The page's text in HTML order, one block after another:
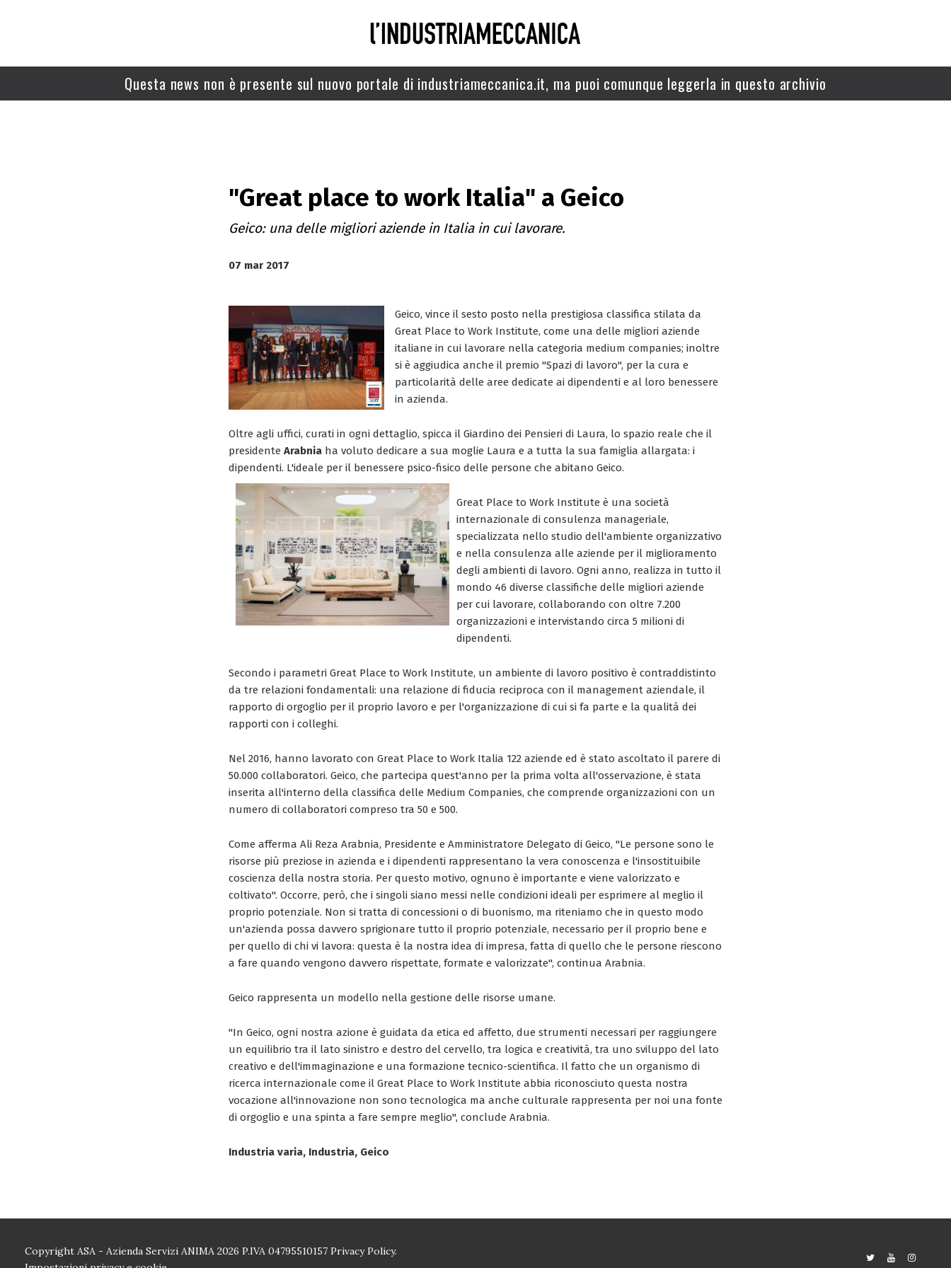
Questa news non è presente sul nuovo portale di industriameccanica.it, ma puoi comunque leggerla in questo archivio
"Great place to work Italia" a Geico
Geico: una delle migliori aziende in Italia in cui lavorare.
07 mar 2017
Geico, vince il sesto posto nella prestigiosa classifica stilata da
Great Place to Work Institute, come una delle migliori aziende
italiane in cui lavorare nella categoria medium companies; inoltre
si è aggiudica anche il premio "Spazi di lavoro", per la cura e
particolarità delle aree dedicate ai dipendenti e al loro benessere
in azienda.
Oltre agli uffici, curati in ogni dettaglio, spicca il Giardino dei Pensieri di Laura, lo spazio reale che il
presidente Arabnia ha voluto dedicare a sua moglie Laura e a tutta la sua famiglia allargata: i
dipendenti. L'ideale per il benessere psico-fisico delle persone che abitano Geico.
Great Place to Work Institute è una società
internazionale di consulenza manageriale,
specializzata nello studio dell'ambiente organizzativo
e nella consulenza alle aziende per il miglioramento
degli ambienti di lavoro. Ogni anno, realizza in tutto il
mondo 46 diverse classifiche delle migliori aziende
per cui lavorare, collaborando con oltre 7.200
organizzazioni e intervistando circa 5 milioni di
dipendenti.
Secondo i parametri Great Place to Work Institute, un ambiente di lavoro positivo è contraddistinto
da tre relazioni fondamentali: una relazione di fiducia reciproca con il management aziendale, il
rapporto di orgoglio per il proprio lavoro e per l'organizzazione di cui si fa parte e la qualità dei
rapporti con i colleghi.
Nel 2016, hanno lavorato con Great Place to Work Italia 122 aziende ed è stato ascoltato il parere di
50.000 collaboratori. Geico, che partecipa quest'anno per la prima volta all'osservazione, è stata
inserita all'interno della classifica delle Medium Companies, che comprende organizzazioni con un
numero di collaboratori compreso tra 50 e 500.
Come afferma Ali Reza Arabnia, Presidente e Amministratore Delegato di Geico, "Le persone sono le
risorse più preziose in azienda e i dipendenti rappresentano la vera conoscenza e l'insostituibile
coscienza della nostra storia. Per questo motivo, ognuno è importante e viene valorizzato e
coltivato". Occorre, però, che i singoli siano messi nelle condizioni ideali per esprimere al meglio il
proprio potenziale. Non si tratta di concessioni o di buonismo, ma riteniamo che in questo modo
un'azienda possa davvero sprigionare tutto il proprio potenziale, necessario per il proprio bene e
per quello di chi vi lavora: questa è la nostra idea di impresa, fatta di quello che le persone riescono
a fare quando vengono davvero rispettate, formate e valorizzate", continua Arabnia.
Geico rappresenta un modello nella gestione delle risorse umane.
"In Geico, ogni nostra azione è guidata da etica ed affetto, due strumenti necessari per raggiungere
un equilibrio tra il lato sinistro e destro del cervello, tra logica e creatività, tra uno sviluppo del lato
creativo e dell'immaginazione e una formazione tecnico-scientifica. Il fatto che un organismo di
ricerca internazionale come il Great Place to Work Institute abbia riconosciuto questa nostra
vocazione all'innovazione non sono tecnologica ma anche culturale rappresenta per noi una fonte
di orgoglio e una spinta a fare sempre meglio", conclude Arabnia.
Industria varia, Industria, Geico
Copyright ASA - Azienda Servizi ANIMA 2026 P.IVA 04795510157 Privacy Policy.